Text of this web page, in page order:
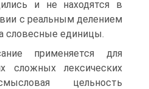
и не находятся в
с реальным делением
словесные единицы.
применяется для
сложных лексических
цельность